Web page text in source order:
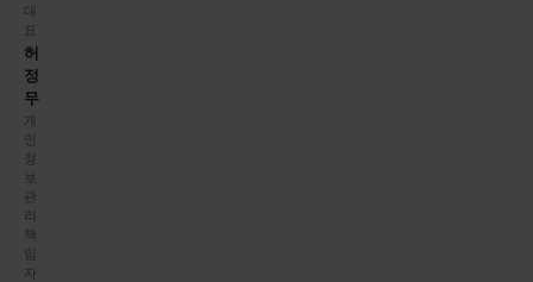
대
표
허
정
무
개
인
정
보
관
리
책
임
자